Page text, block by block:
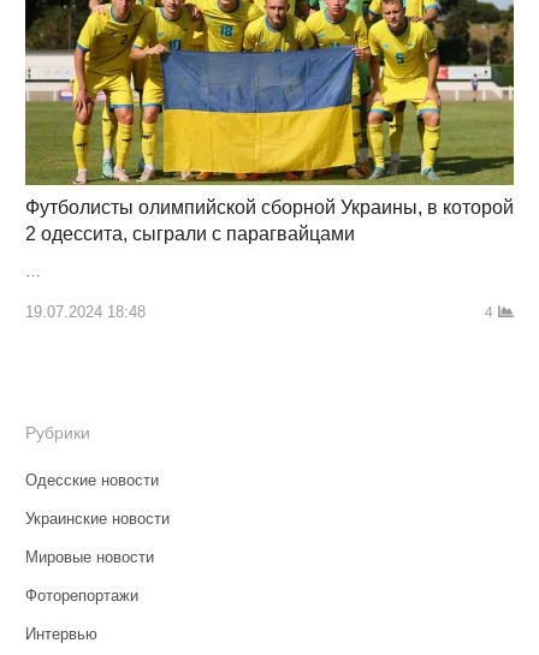
Футболисты олимпийской сборной Украины, в которой
2 одессита, сыграли с парагвайцами
19.07.2024 18:48 4
Рубрики
Одесские новости
Украинские новости
Мировые новости
Фоторепортажи
Интервью